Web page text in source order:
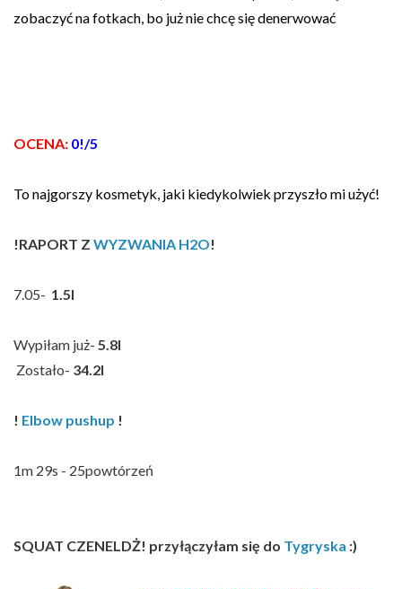
zobaczyć na fotkach, bo już nie chcę się denerwować
OCENA: 0!/5
To najgorszy kosmetyk, jaki kiedykolwiek przyszło mi użyć!
!RAPORT Z WYZWANIA H2O!
7.05- 1.5l
Wypiłam już- 5.8l
Zostało- 34.2l
! Elbow pushup !
1m 29s - 25powtórzeń
SQUAT CZENELDŻ! przyłączyłam się do Tygryska :)